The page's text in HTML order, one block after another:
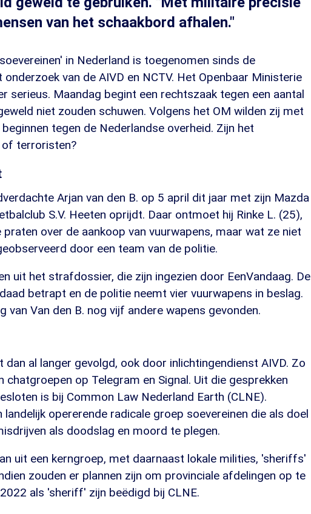
van het schaakbord afhalen."
in Nederland is toegenomen sinds de
van de AIVD en NCTV. Het Openbaar Ministerie
serieus. Maandag begint een rechtszaak tegen een aantal
niet zouden schuwen. Volgens het OM wilden zij met
tegen de Nederlandse overheid. Zijn het
terroristen?
Arjan van den B. op 5 april dit jaar met zijn Mazda
S.V. Heeten oprijdt. Daar ontmoet hij Rinke L. (25),
over de aankoop van vuurwapens, maar wat ze niet
door een team van de politie.
uit het strafdossier, die zijn ingezien door EenVandaag. De
betrapt en de politie neemt vier vuurwapens in beslag.
van Van den B. nog vijf andere wapens gevonden.
al langer gevolgd, ook door inlichtingendienst AIVD. Zo
chatgroepen op Telegram en Signal. Uit die gesprekken
is bij Common Law Nederland Earth (CLNE).
opererende radicale groep soevereinen die als doel
als doodslag en moord te plegen.
uit een kerngroep, met daarnaast lokale milities, 'sheriffs'
zouden er plannen zijn om provinciale afdelingen op te
als 'sheriff' zijn beëdigd bij CLNE.